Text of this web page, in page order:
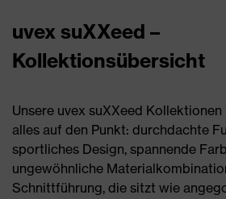
uvex suXXeed –
Kollektionsübersicht
Unsere uvex suXXeed
alles auf den Punkt: durchdachte
sportliches Design, spannende
ungewöhnliche
Schnittführung, die sitzt wie